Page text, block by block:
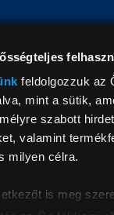
feldolgozzuk az
mint a sütik,
szabott
valamint
milyen célra.
is meg
© 2026.